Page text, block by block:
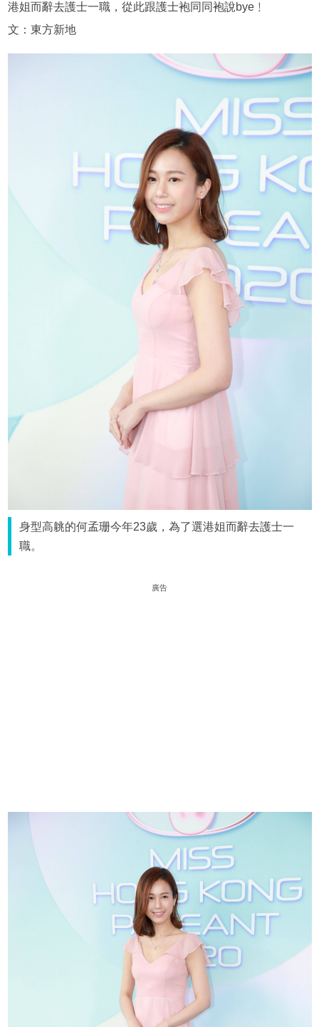
港姐而辭去護士一職，從此跟護士袍同同袍說bye﹗
文：東方新地
身型高䠷的何孟珊今年23歲，為了選港姐而辭去護士一
職。
廣告